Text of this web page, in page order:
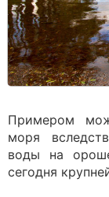
Примером
моря
воды на
сегодня